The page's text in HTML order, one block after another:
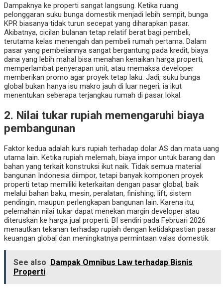
Dampaknya ke properti sangat langsung. Ketika ruang
pelonggaran suku bunga domestik menjadi lebih sempit, bunga
KPR biasanya tidak turun secepat yang diharapkan pasar.
Akibatnya, cicilan bulanan tetap relatif berat bagi pembeli,
terutama kelas menengah dan pembeli rumah pertama. Dalam
pasar yang pembeliannya sangat bergantung pada kredit, biaya
dana yang lebih mahal bisa menahan kenaikan harga properti,
memperlambat penyerapan unit, atau memaksa developer
memberikan promo agar proyek tetap laku. Jadi, suku bunga
global bukan hanya isu makro jauh di luar negeri; ia ikut
menentukan seberapa terjangkau rumah di pasar lokal.
2. Nilai tukar rupiah memengaruhi biaya
pembangunan
Faktor kedua adalah kurs rupiah terhadap dolar AS dan mata uang
utama lain. Ketika rupiah melemah, biaya impor untuk barang dan
bahan yang terkait konstruksi ikut naik. Tidak semua material
bangunan Indonesia diimpor, tetapi banyak komponen proyek
properti tetap memiliki keterkaitan dengan pasar global, baik
melalui bahan baku, mesin, peralatan, finishing, lift, sistem
pendingin, maupun perlengkapan bangunan lain. Karena itu,
pelemahan nilai tukar dapat menekan margin developer atau
diteruskan ke harga jual properti. BI sendiri pada Februari 2026
menautkan tekanan terhadap rupiah dengan ketidakpastian pasar
keuangan global dan meningkatnya permintaan valas domestik.
See also Dampak Omnibus Law terhadap Bisnis
Properti